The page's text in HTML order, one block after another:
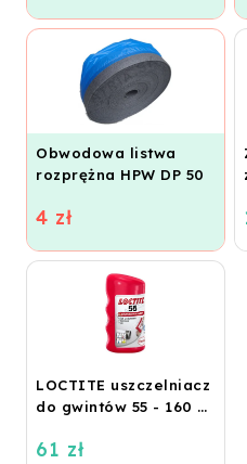
Obwodowa listwa
rozprężna HPW DP 50
4 zł
LOCTITE uszczelniacz
do gwintów 55 - 160 m,
61 zł